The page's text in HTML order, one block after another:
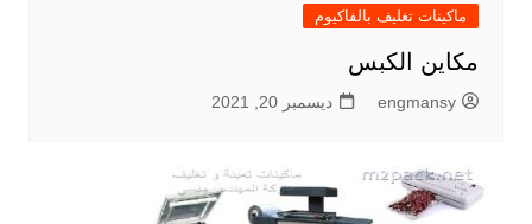
ماكينات تغليف بالفاكيوم
مكاين الكبس
engmansy ديسمبر 20, 2021